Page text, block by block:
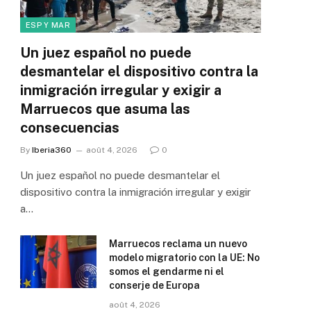
ESP Y MAR
Un juez español no puede
desmantelar el dispositivo contra la
inmigración irregular y exigir a
Marruecos que asuma las
consecuencias
By Iberia360 août 4, 2026 0
Un juez español no puede desmantelar el
dispositivo contra la inmigración irregular y exigir
a…
Marruecos reclama un nuevo
modelo migratorio con la UE: No
somos el gendarme ni el
conserje de Europa
août 4, 2026